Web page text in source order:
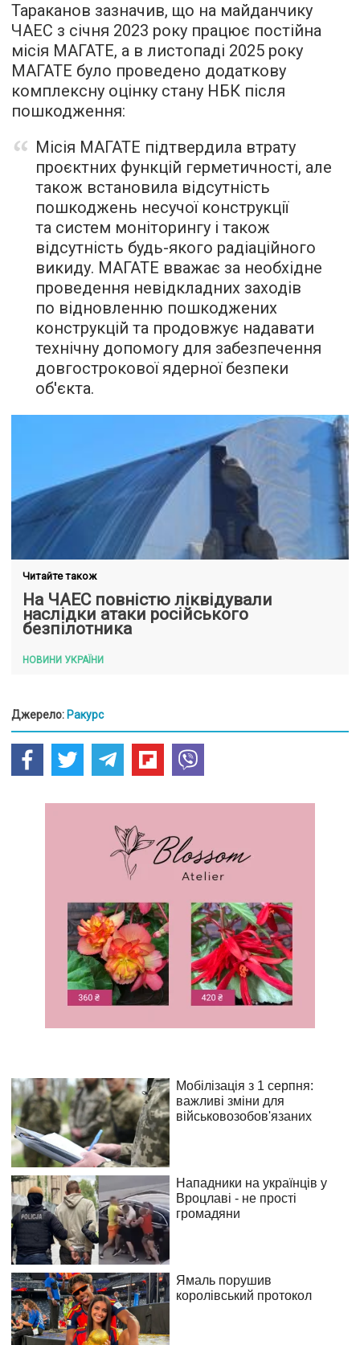
Тараканов зазначив, що на майданчику
ЧАЕС з січня 2023 року працює постійна
місія МАГАТЕ, а в листопаді 2025 року
МАГАТЕ було проведено додаткову
комплексну оцінку стану НБК після
пошкодження:
Місія МАГАТЕ підтвердила втрату
проєктних функцій герметичності, але
також встановила відсутність
пошкоджень несучої конструкції
та систем моніторингу і також
відсутність будь-якого радіаційного
викиду. МАГАТЕ вважає за необхідне
проведення невідкладних заходів
по відновленню пошкоджених
конструкцій та продовжує надавати
технічну допомогу для забезпечення
довгострокової ядерної безпеки
об'єкта.
Читайте також
На ЧАЕС повністю ліквідували
наслідки атаки російського
безпілотника
НОВИНИ УКРАЇНИ
Джерело: Ракурс